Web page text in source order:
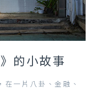
的小故事
在一片八卦、金融、